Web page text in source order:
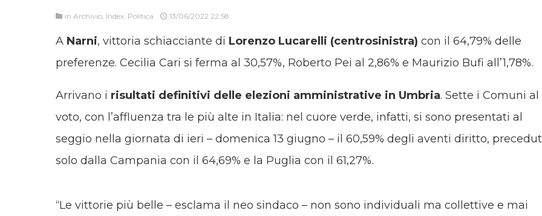
in Archivio Index Politica 13/06/2022 22:58
A Narni, vittoria schiacciante di Lorenzo Lucarelli (centrosinistra) con il 64,79% delle
preferenze. Cecilia Cari si ferma al 30,57%, Roberto Pei al 2,86% e Maurizio Bufi all’1,78%.
Arrivano i risultati definitivi delle elezioni amministrative in Umbria. Sette i Comuni al
voto, con l’affluenza tra le più alte in Italia: nel cuore verde, infatti, si sono presentati al
seggio nella giornata di ieri – domenica 13 giugno – il 60,59% degli aventi diritto,
solo dalla Campania con il 64,69% e la Puglia con il 61,27%.
“Le vittorie più belle – esclama il neo sindaco – non sono individuali ma collettive e mai